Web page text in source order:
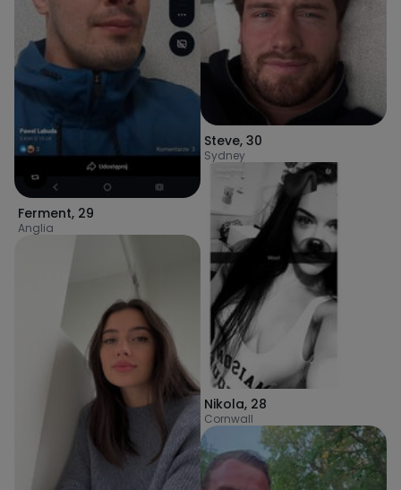
Ferment, 29
Anglia
Steve, 30
Sydney
Nikola, 28
Cornwall